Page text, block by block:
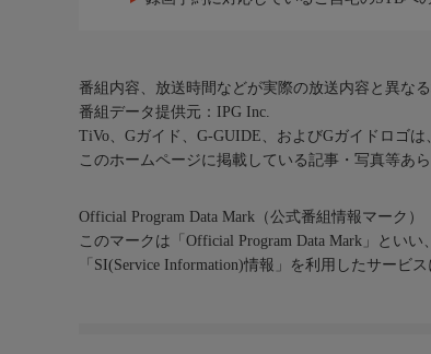
番組内容、放送時間などが実際の放送内容と異なる
番組データ提供元：IPG Inc.
TiVo、Gガイド、G-GUIDE、およびGガイドロゴ
このホームページに掲載している記事・写真等あ
Official Program Data Mark（公式番組情報マーク）
このマークは「Official Program Data Mark」とい
「SI(Service Information)情報」を利用したサービ